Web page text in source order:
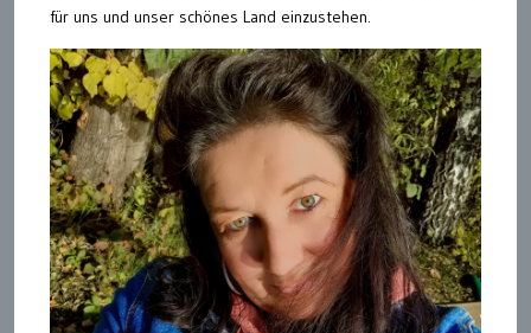
für uns und unser schönes Land einzustehen.